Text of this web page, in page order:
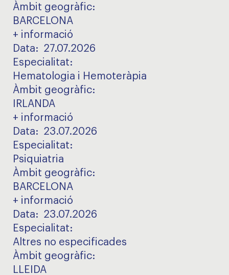
Àmbit geogràfic:
BARCELONA
+ informació
Data: 27.07.2026
Especialitat:
Hematologia i Hemoteràpia
Àmbit geogràfic:
IRLANDA
+ informació
Data: 23.07.2026
Especialitat:
Psiquiatria
Àmbit geogràfic:
BARCELONA
+ informació
Data: 23.07.2026
Especialitat:
Altres no especificades
Àmbit geogràfic:
LLEIDA